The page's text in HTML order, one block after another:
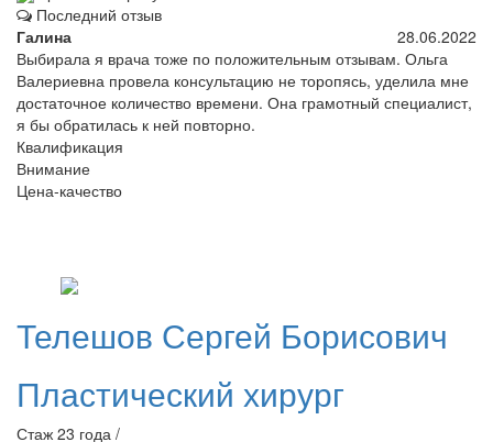
Последний отзыв
Галина
28.06.2022
Выбирала я врача тоже по положительным отзывам. Ольга
Валериевна провела консультацию не торопясь, уделила мне
достаточное количество времени. Она грамотный специалист,
я бы обратилась к ней повторно.
Квалификация
Внимание
Цена-качество
Телешов Сергей Борисович
Пластический хирург
Стаж 23 года /